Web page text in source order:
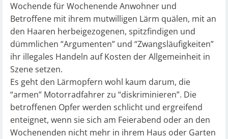
Wochende für Wochenende Anwohner und
Betroffene mit ihrem mutwilligen Lärm quälen, mit an
den Haaren herbeigezogenen, spitzfindigen und
dümmlichen “Argumenten” und “Zwangsläufigkeiten”
ihr illegales Handeln auf Kosten der Allgemeinheit in
Szene setzen.
Es geht den Lärmopfern wohl kaum darum, die
“armen” Motorradfahrer zu “diskriminieren”. Die
betroffenen Opfer werden schlicht und ergreifend
enteignet, wenn sie sich am Feierabend oder an den
Wochenenden nicht mehr in ihrem Haus oder Garten